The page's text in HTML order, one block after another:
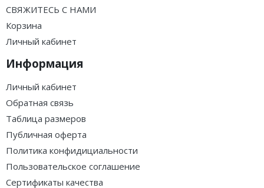
СВЯЖИТЕСЬ С НАМИ
Корзина
Личный кабинет
Информация
Личный кабинет
Обратная связь
Таблица размеров
Публичная оферта
Политика конфидициальности
Пользовательское соглашение
Сертификаты качества